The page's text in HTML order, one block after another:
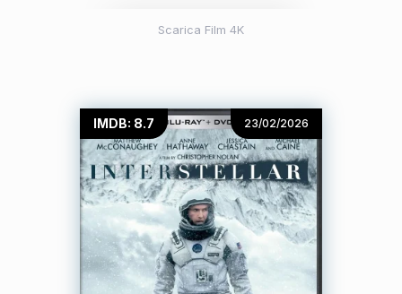
Scarica Film 4K
IMDB: 8.7 23/02/2026